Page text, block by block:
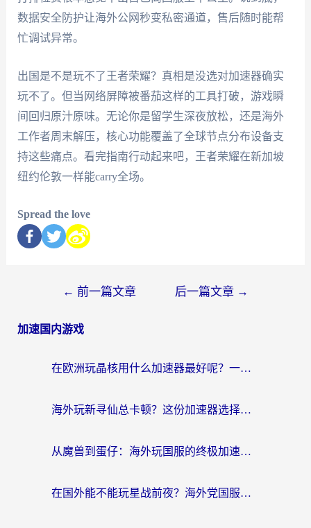
数据安全防护让海外公网秒变私密通道，售后随时能帮
忙调试异常。
出国是不是玩不了王者荣耀？真相是没选对加速器确实
玩不了。但当网络屏障被番茄这样的工具打破，游戏瞬
间回归原汁原味。无论你是留学生深夜放松，还是海外
工作者周末解压，核心功能覆盖了全球节点分布设备支
持这些痛点。看完指南行动起来吧，王者荣耀在新加坡
纽约伦敦一样能carry全场。
Spread the love
← 前一篇文章 后一篇文章 →
加速国内游戏
在欧洲玩晶核用什么加速器最好呢？一个老玩家的真心话
海外玩新寻仙总卡顿？这份加速器选择指南让你秒回国服流畅体验
从魔兽到蛋仔：海外玩国服的终极加速指南，找到你的专属高速通道
在国外能不能玩星战前夜？海外党国服游戏不卡顿的秘密武器在这里